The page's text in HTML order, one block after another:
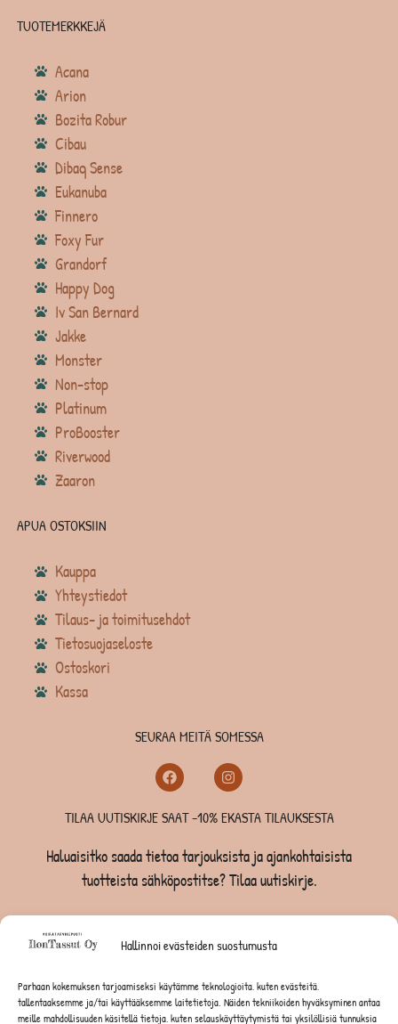
Hallinnoi evästeiden suostumusta
Parhaan kokemuksen tarjoamiseksi käytämme teknologioita, kuten evästeitä,
tallentaaksemme ja/tai käyttääksemme laitetietoja. Näiden tekniikoiden hyväksyminen antaa
meille mahdollisuuden käsitellä tietoja, kuten selauskäyttäytymistä tai yksilöllisiä tunnuksia
TUOTEMERKKEJÄ
Acana
Arion
Bozita Robur
Cibau
Dibaq Sense
Eukanuba
Finnero
Foxy Fur
Grandorf
Happy Dog
Iv San Bernard
Jakke
Monster
Non-stop
Platinum
ProBooster
Riverwood
Zaaron
APUA OSTOKSIIN
Kauppa
Yhteystiedot
Tilaus- ja toimitusehdot
Tietosuojaseloste
Ostoskori
Kassa
SEURAA MEITÄ SOMESSA
TILAA UUTISKIRJE SAAT -10% EKASTA TILAUKSESTA
Haluaisitko saada tietoa tarjouksista ja ajankohtaisista
tuotteista sähköpostitse? Tilaa uutiskirje.
TILAA UUTISKIRJE -SAAT -10% EKASTA TILAUKSESTA
KISSOILLE